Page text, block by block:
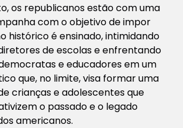
os republicanos estão com uma
com o objetivo de impor
histórico é ensinado, intimidando
de escolas e enfrentando
e educadores em um
que, no limite, visa formar uma
crianças e adolescentes que
o passado e o legado
americanos.